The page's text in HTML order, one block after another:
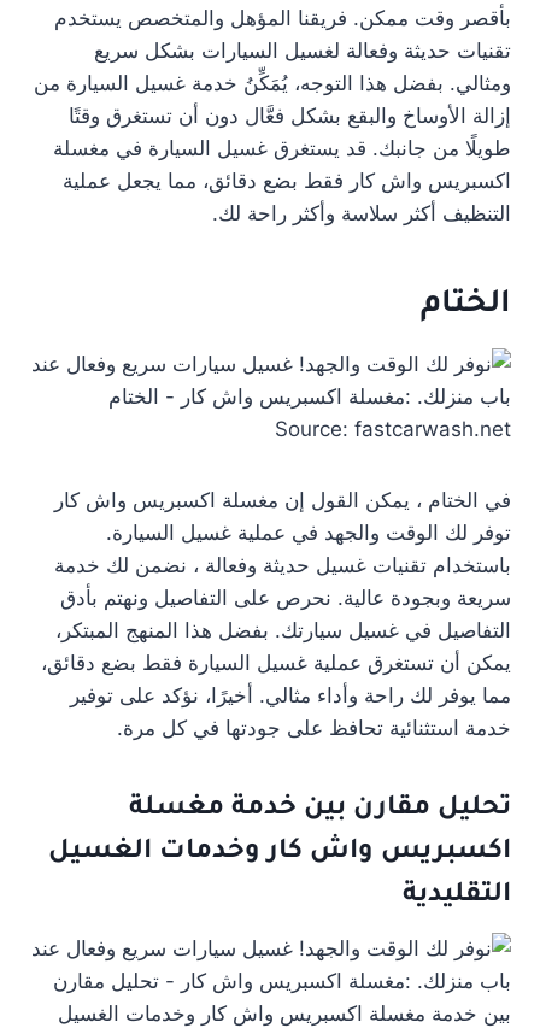
بأقصر وقت ممكن. فريقنا المؤهل والمتخصص يستخدم
تقنيات حديثة وفعالة لغسيل السيارات بشكل سريع
ومثالي. بفضل هذا التوجه، يُمَكِّنُ خدمة غسيل السيارة من
إزالة الأوساخ والبقع بشكل فعَّال دون أن تستغرق وقتًا
طويلًا من جانبك. قد يستغرق غسيل السيارة في مغسلة
اكسبريس واش كار فقط بضع دقائق، مما يجعل عملية
التنظيف أكثر سلاسة وأكثر راحة لك.
الختام
Source: fastcarwash.net
في الختام ، يمكن القول إن مغسلة اكسبريس واش كار
توفر لك الوقت والجهد في عملية غسيل السيارة.
باستخدام تقنيات غسيل حديثة وفعالة ، نضمن لك خدمة
سريعة وبجودة عالية. نحرص على التفاصيل ونهتم بأدق
التفاصيل في غسيل سيارتك. بفضل هذا المنهج المبتكر،
يمكن أن تستغرق عملية غسيل السيارة فقط بضع دقائق،
مما يوفر لك راحة وأداء مثالي. أخيرًا، نؤكد على توفير
خدمة استثنائية تحافظ على جودتها في كل مرة.
تحليل مقارن بين خدمة مغسلة
اكسبريس واش كار وخدمات الغسيل
التقليدية